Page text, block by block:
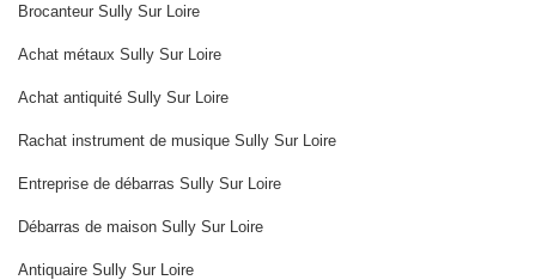
Brocanteur Sully Sur Loire
Achat métaux Sully Sur Loire
Achat antiquité Sully Sur Loire
Rachat instrument de musique Sully Sur Loire
Entreprise de débarras Sully Sur Loire
Débarras de maison Sully Sur Loire
Antiquaire Sully Sur Loire